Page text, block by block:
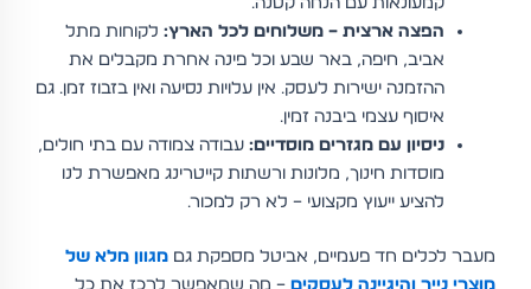
הפצה ארצית – משלוחים לכל הארץ: לקוחות מתל
אביב, חיפה, באר שבע וכל פינה אחרת מקבלים את
ההזמנה ישירות לעסק. אין עלויות נסיעה ואין בזבוז זמן. גם
איסוף עצמי ביבנה זמין.
ניסיון עם מגזרים מוסדיים: עבודה צמודה עם בתי חולים,
מוסדות חינוך, מלונות ורשתות קייטרינג מאפשרת לנו
להציע ייעוץ מקצועי – לא רק למכור.
מעבר לכלים חד פעמיים, אביטל מספקת גם מגוון מלא של
מוצרי נייר והיגיינה לעסקים– מה שמאפשר לרכז את כל